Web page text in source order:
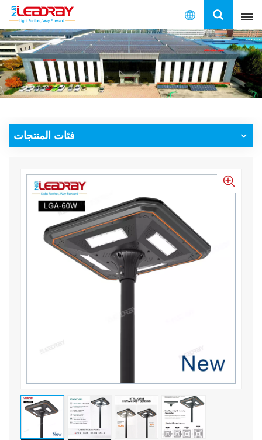
العربية
English
français
español
فئات المنتجات